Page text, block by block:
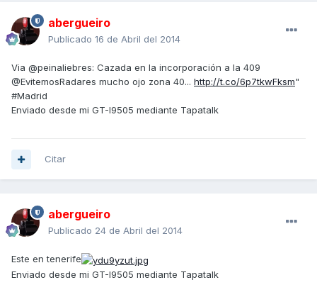
abergueiro
Publicado 16 de Abril del 2014
Via @peinaliebres: Cazada en la incorporación a la 409
@EvitemosRadares mucho ojo zona 40... http://t.co/6p7tkwFksm"
#Madrid
Enviado desde mi GT-I9505 mediante Tapatalk
Citar
abergueiro
Publicado 24 de Abril del 2014
Este en tenerife
Enviado desde mi GT-I9505 mediante Tapatalk